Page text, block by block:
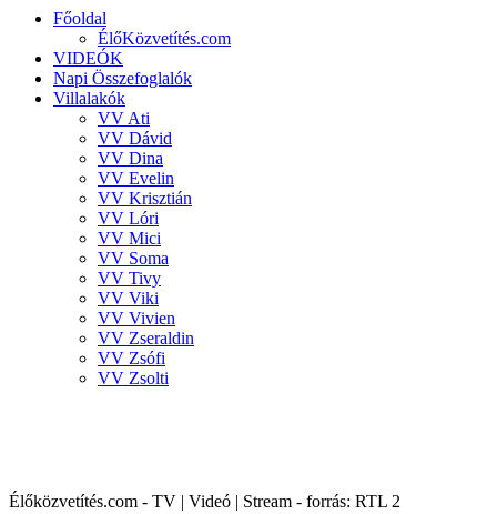
Főoldal
ÉlőKözvetítés.com
VIDEÓK
Napi Összefoglalók
Villalakók
VV Ati
VV Dávid
VV Dina
VV Evelin
VV Krisztián
VV Lóri
VV Mici
VV Soma
VV Tivy
VV Viki
VV Vivien
VV Zseraldin
VV Zsófi
VV Zsolti
Élőközvetítés.com - TV | Videó | Stream - forrás: RTL 2